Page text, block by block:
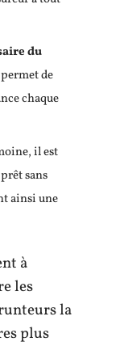
du
de
chaque
il est
sans
ainsi une
à
les
la
plus